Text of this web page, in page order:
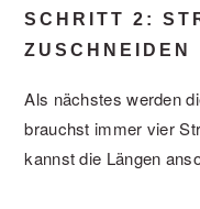
SCHRITT 2:
ZUSCHNEIDEN
Als nächstes werden
brauchst immer vier
kannst die Längen